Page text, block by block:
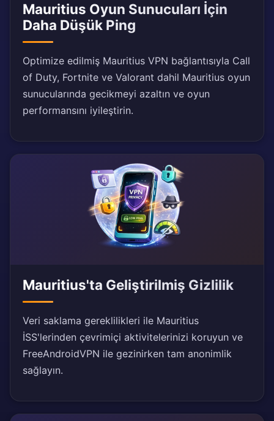
Mauritius Oyun Sunucuları İçin
Daha Düşük Ping
Optimize edilmiş Mauritius VPN bağlantısıyla Call
of Duty, Fortnite ve Valorant dahil Mauritius oyun
sunucularında gecikmeyi azaltın ve oyun
performansını iyileştirin.
Mauritius'ta Geliştirilmiş Gizlilik
Veri saklama gereklilikleri ile Mauritius
İSS'lerinden çevrimiçi aktivitelerinizi koruyun ve
FreeAndroidVPN ile gezinirken tam anonimlik
sağlayın.